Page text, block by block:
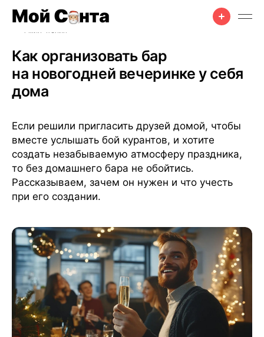
Для друзей • Рецепты • Празднование
4 мин чтения
Как организовать бар
на новогодней вечеринке у себя
дома
Если решили пригласить друзей домой, чтобы
вместе услышать бой курантов, и хотите
создать незабываемую атмосферу праздника,
то без домашнего бара не обойтись.
Рассказываем, зачем он нужен и что учесть
при его создании.